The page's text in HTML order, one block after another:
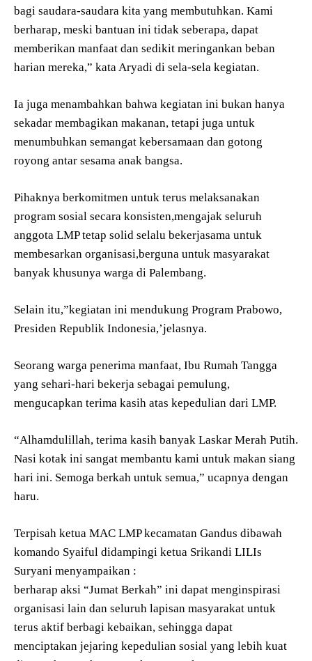
bagi saudara-saudara kita yang membutuhkan. Kami
berharap, meski bantuan ini tidak seberapa, dapat
memberikan manfaat dan sedikit meringankan beban
harian mereka,” kata Aryadi di sela-sela kegiatan.
Ia juga menambahkan bahwa kegiatan ini bukan hanya
sekadar membagikan makanan, tetapi juga untuk
menumbuhkan semangat kebersamaan dan gotong
royong antar sesama anak bangsa.
Pihaknya berkomitmen untuk terus melaksanakan
program sosial secara konsisten,mengajak seluruh
anggota LMP tetap solid selalu bekerjasama untuk
membesarkan organisasi,berguna untuk masyarakat
banyak khusunya warga di Palembang.
Selain itu,”kegiatan ini mendukung Program Prabowo,
Presiden Republik Indonesia,’jelasnya.
Seorang warga penerima manfaat, Ibu Rumah Tangga
yang sehari-hari bekerja sebagai pemulung,
mengucapkan terima kasih atas kepedulian dari LMP.
“Alhamdulillah, terima kasih banyak Laskar Merah Putih.
Nasi kotak ini sangat membantu kami untuk makan siang
hari ini. Semoga berkah untuk semua,” ucapnya dengan
haru.
Terpisah ketua MAC LMP kecamatan Gandus dibawah
komando Syaiful didampingi ketua Srikandi LILIs
Suryani menyampaikan :
berharap aksi “Jumat Berkah” ini dapat menginspirasi
organisasi lain dan seluruh lapisan masyarakat untuk
terus aktif berbagi kebaikan, sehingga dapat
menciptakan jejaring kepedulian sosial yang lebih kuat